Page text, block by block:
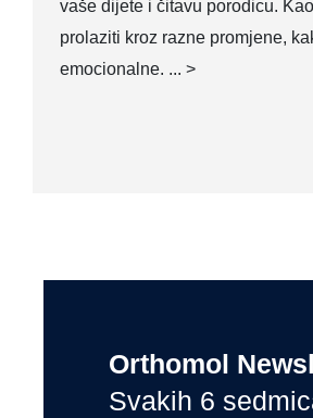
vaše dijete i čitavu porodicu.
prolaziti kroz razne promjene,
emocionalne. ... >
Orthomol
Svakih 6